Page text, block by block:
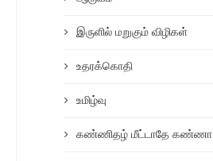
இருளில் மறுகும் விழிகள்
உதரக்கொதி
உமிழ்வு
கண்ணிதழ் மீட்டாதே கண்ணா